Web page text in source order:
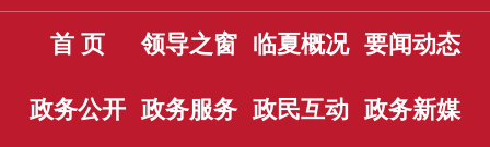
首 页 领导之窗 临夏概况 要闻动态
政务公开 政务服务 政民互动 政务新媒